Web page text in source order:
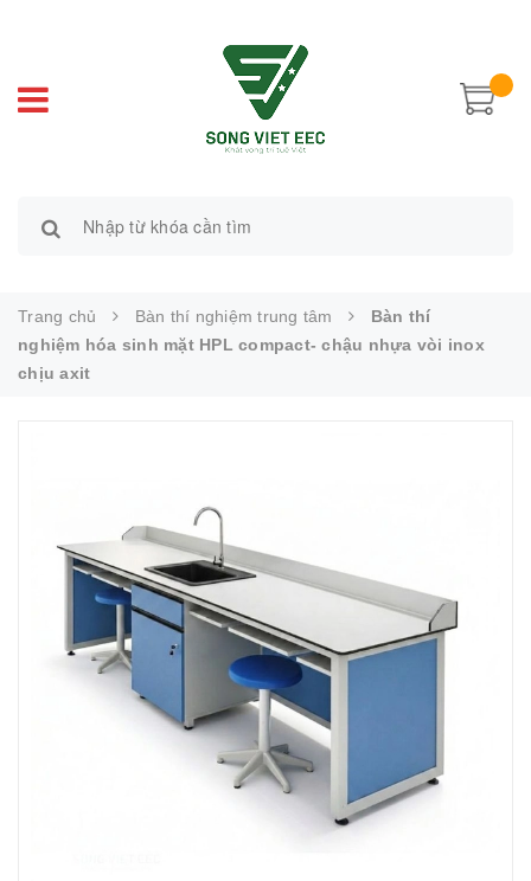
Trang chủ Bàn thí nghiệm trung tâm
Bàn thí
nghiệm hóa sinh mặt HPL compact- chậu nhựa vòi inox
chịu axit